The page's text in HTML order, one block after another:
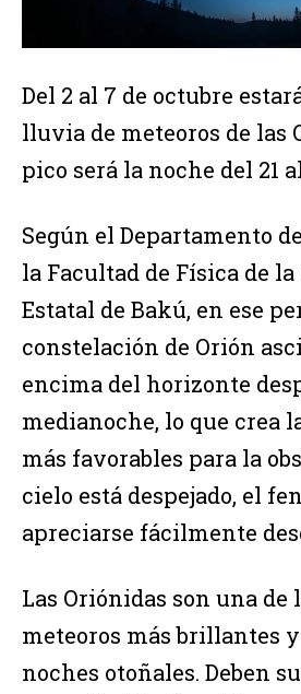
Del 2 al 7 de octubre
lluvia de meteoros de las
pico será la noche del 21
Según el Departamento
la Facultad de Física de
Estatal de Bakú, en ese
constelación de Orión
encima del horizonte
medianoche, lo que crea
más favorables para la
cielo está despejado, el
apreciarse fácilmente
Las Oriónidas son una de
meteoros más brillantes
noches otoñales. Deben